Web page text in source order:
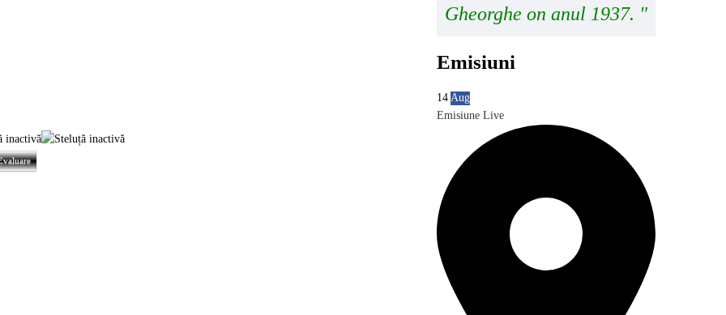
Gheorghe on anul 1937. "
Emisiuni
14 Aug
Emisiune Live